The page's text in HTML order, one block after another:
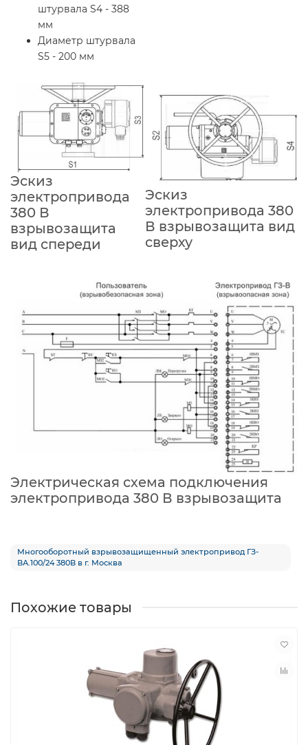
штурвала S4 - 388
мм
Диаметр штурвала
S5 - 200 мм
Эскиз
электропривода
380 В
взрывозащита
вид спереди
Эскиз
электропривода 380
В взрывозащита вид
сверху
Электрическая схема подключения
электропривода 380 В взрывозащита
Многооборотный взрывозащищенный электропривод ГЗ-
ВА.100/24 380В в г. Москва
Похожие товары